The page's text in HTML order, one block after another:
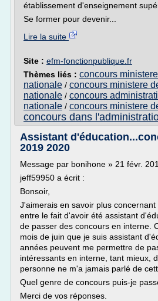
établissement d'enseignement
Se former pour devenir...
Lire la suite
Site : efm-fonctionpublique.fr
Thèmes liés : concours
nationale / concours ministere
nationale / concours
nationale / concours ministere
concours dans
Assistant
2019 2020
Message par bonihone » 21 févr.
jeff59950 a écrit :
Bonsoir,
J'aimerais en savoir plus
entre le fait d'avoir été assistant
de passer des concours en interne.
mois de juin que je suis assistant
années peuvent me permettre de
intéressants en interne, tant mieux,
personne ne m'a jamais parlé de
Quel genre de concours puis-je
Merci de vos réponses.